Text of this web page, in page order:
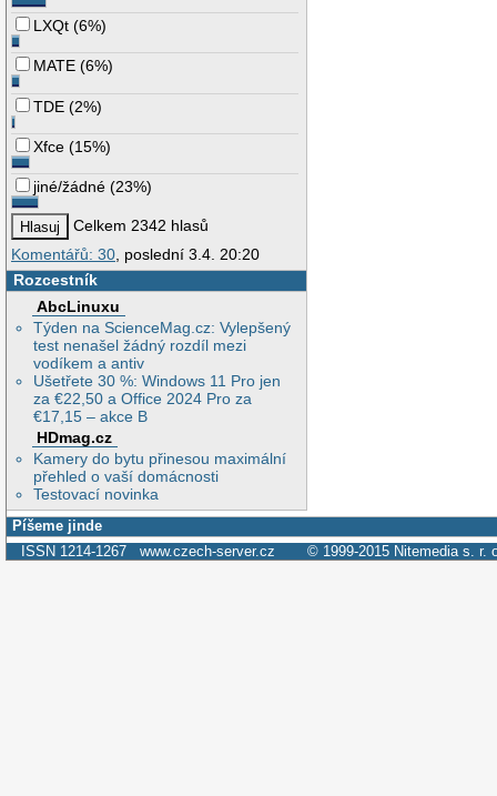
LXQt (6%)
MATE (6%)
TDE (2%)
Xfce (15%)
jiné/žádné (23%)
Celkem 2342 hlasů
Komentářů: 30 , poslední 3.4. 20:20
Rozcestník
AbcLinuxu
Týden na ScienceMag.cz: Vylepšený
test nenašel žádný rozdíl mezi
vodíkem a antiv
Ušetřete 30 %: Windows 11 Pro jen
za €22,50 a Office 2024 Pro za
€17,15 – akce B
HDmag.cz
Kamery do bytu přinesou maximální
přehled o vaší domácnosti
Testovací novinka
Píšeme jinde
ISSN 1214-1267 www.czech-server.cz © 1999-2015 Nitemedia s. r.